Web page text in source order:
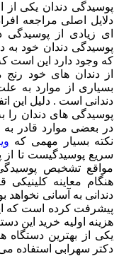
پوسیدگی دندان یکی از
دلایل اصلی مراجعه
ای زیادی از
پوسیدگی دندان خود به
که وجود دارد این است که
از دندان های خود
بسیاری از موارد به
دندانی است . دلیل این
پوسیدگی های دندان را
در بعضی موارد قادر
نکته بسیار مهمی که
سریع پوسیدگیست تا
مواقع تشخیص
هنگام معاینه
دندانی به آسانی
پیشرفت کرده است که
هزینه اولیه خرید این
یکی از بهترین
دکتر سهرابی استفاده